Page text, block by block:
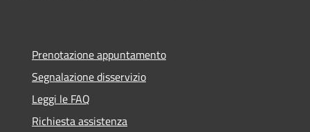
Prenotazione appuntamento
Segnalazione disservizio
Leggi le FAQ
Richiesta assistenza